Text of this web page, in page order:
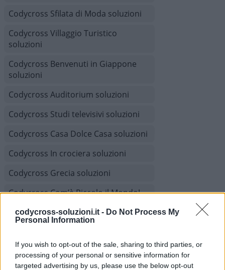
codycross-soluzioni.it - Do Not Process My
Personal Information
If you wish to opt-out of the sale, sharing to third parties, or
processing of your personal or sensitive information for
targeted advertising by us, please use the below opt-out
Codycross Sfilata di Moda soluzioni
Codycross Villaggio Turistico
soluzioni
Codycross Benvenuti in Giappone
soluzioni
Codycross Auditorium soluzioni
Codycross Studi televisivi soluzioni
Codycross Casa Dolce Casa soluzioni
Codycross In crociera soluzioni
Codycross Grecia soluzioni
Codycross Com’è Piccolo il Mondo!
Codycross Viaggio in Treno soluzioni
Codycross Museo d'Arte soluzioni
Codycross A tutta acqua soluzioni